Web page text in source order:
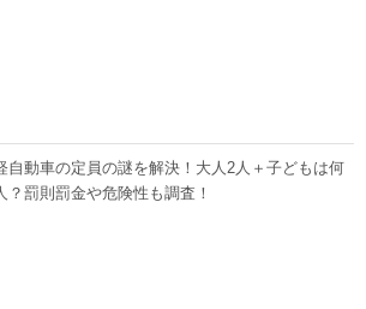
自動車の定員の謎を解決！大人2人＋子どもは何
？罰則罰金や危険性も調査！